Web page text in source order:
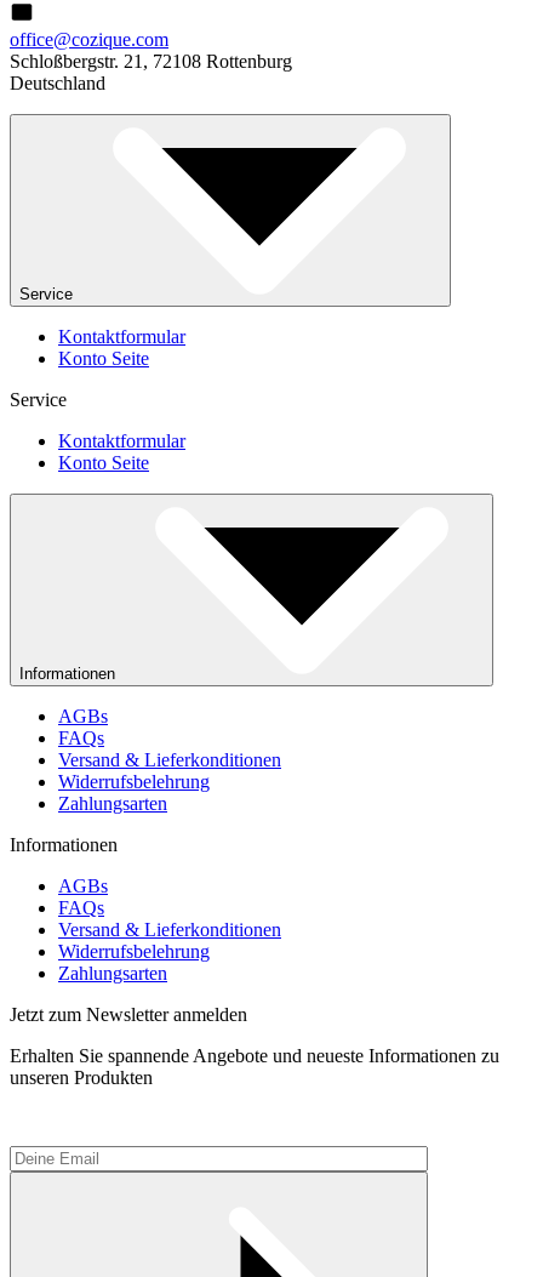
office@cozique.com
Schloßbergstr. 21, 72108 Rottenburg
Deutschland
Service
Kontaktformular
Konto Seite
Service
Kontaktformular
Konto Seite
Informationen
AGBs
FAQs
Versand & Lieferkonditionen
Widerrufsbelehrung
Zahlungsarten
Informationen
AGBs
FAQs
Versand & Lieferkonditionen
Widerrufsbelehrung
Zahlungsarten
Jetzt zum Newsletter anmelden
Erhalten Sie spannende Angebote und neueste Informationen zu
unseren Produkten